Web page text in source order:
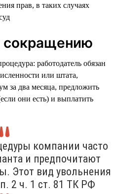
прав, в таких случаях
сокращению
работодатель обязан
или штата,
за два месяца, предложить
они есть) и выплатить
компании часто
и предпочитают
Этот вид увольнения
2 ч. 1 ст. 81 ТК РФ